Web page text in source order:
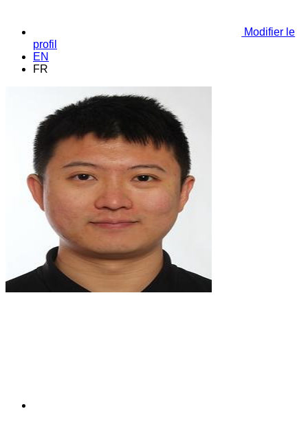
Modifier le
profil
EN
FR